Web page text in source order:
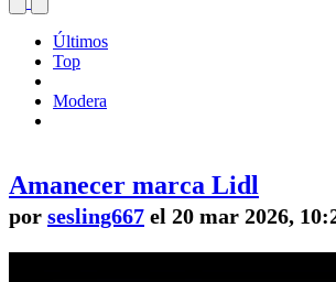
Últimos
Top
Modera
Amanecer marca Lidl
por sesling667 el 20 mar 2026,